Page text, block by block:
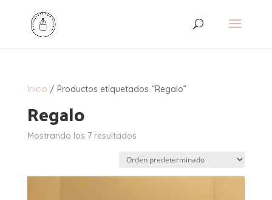
Inicio / Productos etiquetados “Regalo”
Regalo
Mostrando los 7 resultados